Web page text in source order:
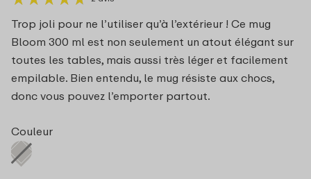
Trop joli pour ne l’utiliser qu’à l’extérieur ! Ce mug
Bloom 300 ml est non seulement un atout élégant sur
toutes les tables, mais aussi très léger et facilement
empilable. Bien entendu, le mug résiste aux chocs,
donc vous pouvez l’emporter partout.
Couleur